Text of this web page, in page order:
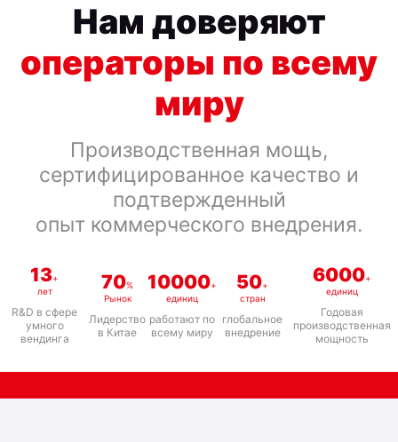
Нам доверяют
операторы по всему
миру
Производственная мощь,
сертифицированное качество и
подтвержденный
опыт коммерческого внедрения.
13+
лет
R&D в сфере
умного
вендинга
70%
Рынок
Лидерство
в Китае
10000+
единиц
работают по
всему миру
50+
стран
глобальное
внедрение
6000+
единиц
Годовая
производственная
мощность